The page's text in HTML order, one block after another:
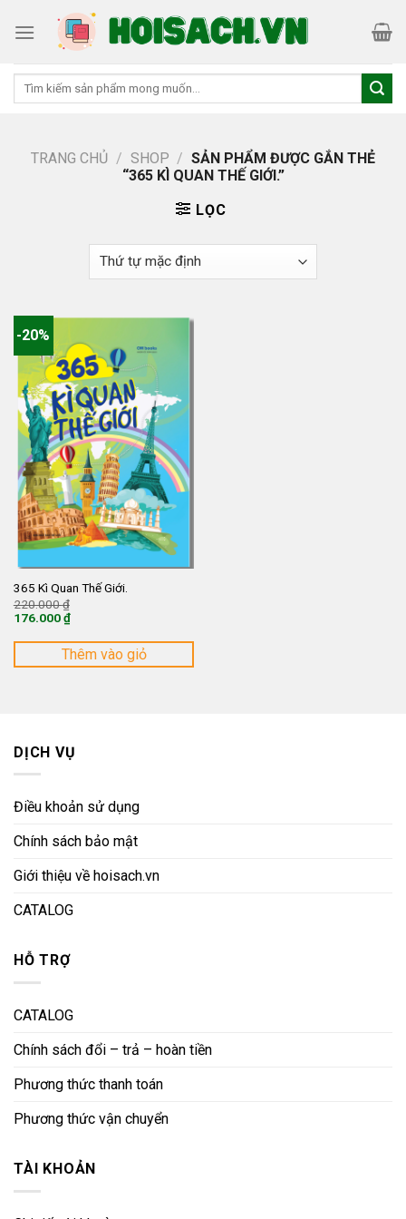
Tìm
TRANG CHỦ / SHOP / SẢN PHẨM ĐƯỢC GẮN THẺ
“365 KÌ QUAN THẾ GIỚI.”
LỌC
-20%
365 Kì Quan Thế Giới.
220.000₫
220.000 ₫.
176.000₫
hiện
là:
Thêm vào giỏ
DỊCH VỤ
Điều khoản sử dụng
Chính sách bảo mật
Giới thiệu về hoisach.vn
CATALOG
HỖ TRỢ
CATALOG
Chính sách đổi – trả – hoàn tiền
Phương thức thanh toán
Phương thức vận chuyển
TÀI KHOẢN